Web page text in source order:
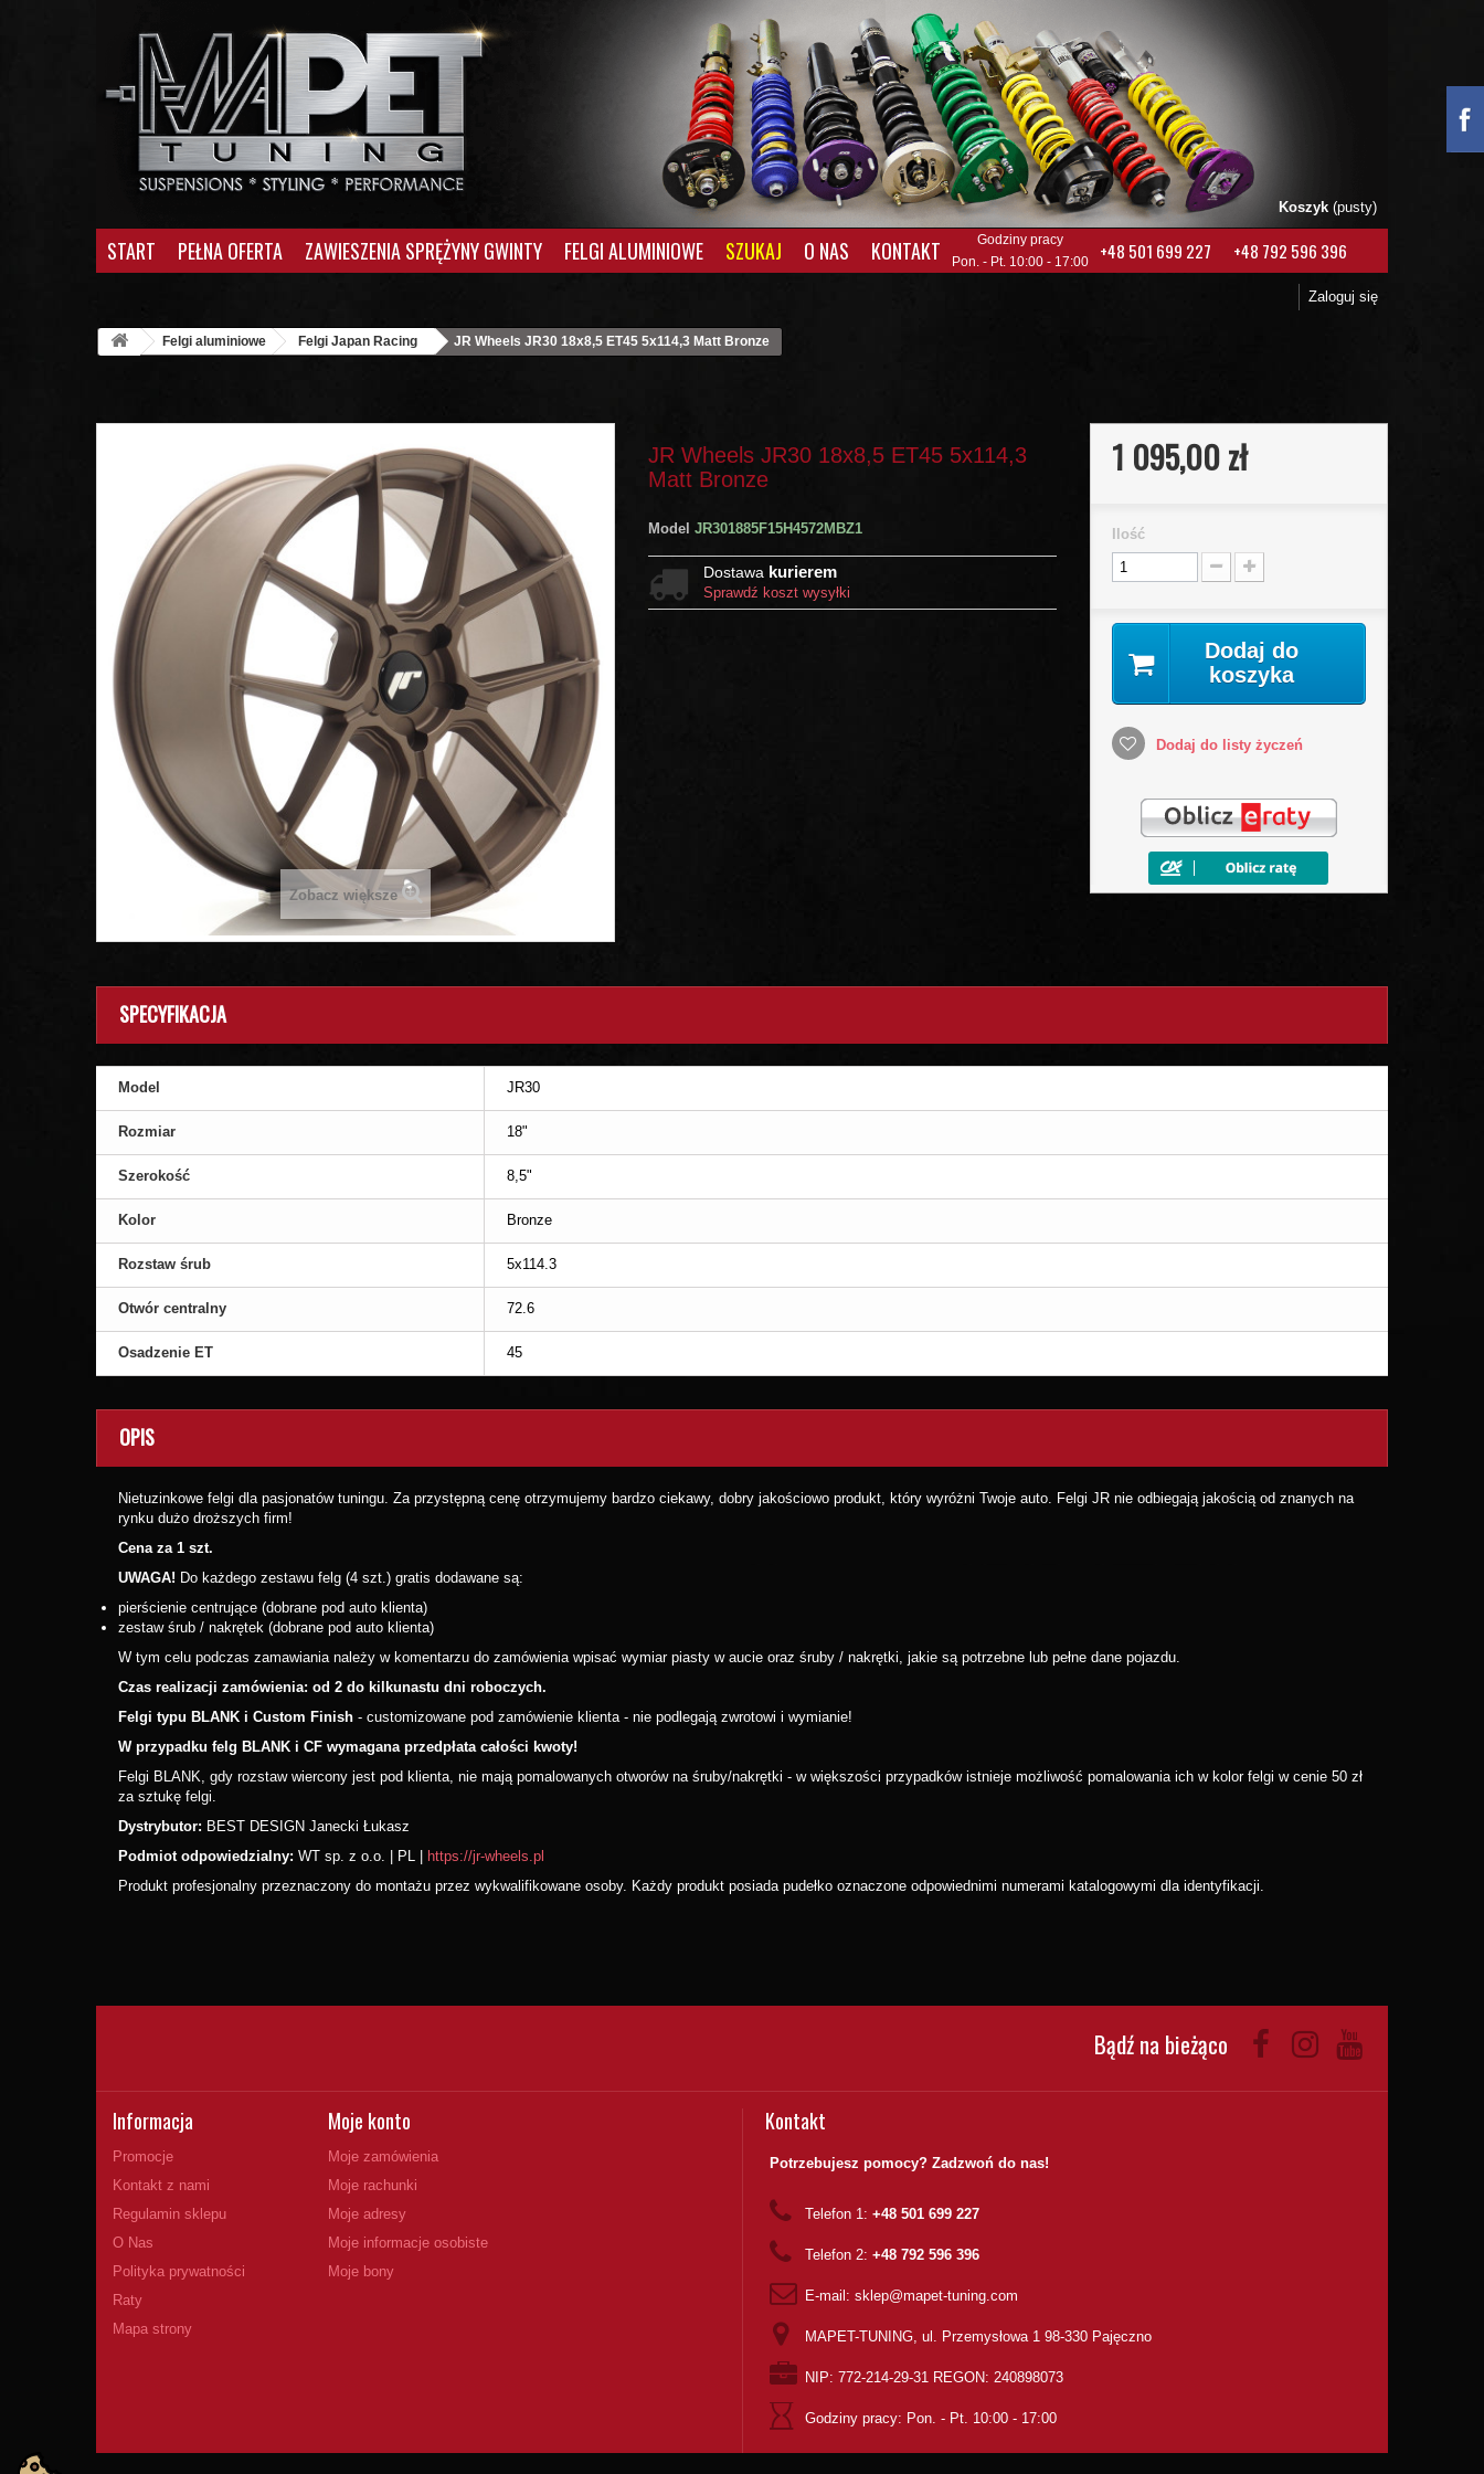
Koszyk (pusty)
START PEŁNA OFERTA ZAWIESZENIA SPRĘŻYNY GWINTY FELGI ALUMINIOWE SZUKAJ O NAS KONTAKT
Godziny pracy
Pon. - Pt. 10:00 - 17:00
+48 501 699 227 +48 792 596 396
Zaloguj się
Felgi aluminiowe Felgi Japan Racing JR Wheels JR30 18x8,5 ET45 5x114,3 Matt Bronze
Zobacz większe
JR Wheels JR30 18x8,5 ET45 5x114,3
Matt Bronze
Model JR301885F15H4572MBZ1
Dostawa kurierem
Sprawdź koszt wysyłki
1 095,00 zł
Ilość
Dodaj do
koszyka
Dodaj do listy życzeń
SPECYFIKACJA
Model JR30
Rozmiar 18"
Szerokość 8,5"
Kolor Bronze
Rozstaw śrub 5x114.3
Otwór centralny 72.6
Osadzenie ET 45
OPIS
Nietuzinkowe felgi dla pasjonatów tuningu. Za przystępną cenę otrzymujemy bardzo ciekawy, dobry jakościowo produkt, który wyróżni Twoje auto. Felgi JR nie odbiegają jakością od znanych na
rynku dużo droższych firm!
Cena za 1 szt.
UWAGA! Do każdego zestawu felg (4 szt.) gratis dodawane są:
pierścienie centrujące (dobrane pod auto klienta)
zestaw śrub / nakrętek (dobrane pod auto klienta)
W tym celu podczas zamawiania należy w komentarzu do zamówienia wpisać wymiar piasty w aucie oraz śruby / nakrętki, jakie są potrzebne lub pełne dane pojazdu.
Czas realizacji zamówienia: od 2 do kilkunastu dni roboczych.
Felgi typu BLANK i Custom Finish - customizowane pod zamówienie klienta - nie podlegają zwrotowi i wymianie!
W przypadku felg BLANK i CF wymagana przedpłata całości kwoty!
Felgi BLANK, gdy rozstaw wiercony jest pod klienta, nie mają pomalowanych otworów na śruby/nakrętki - w większości przypadków istnieje możliwość pomalowania ich w kolor felgi w cenie 50 zł
za sztukę felgi.
Dystrybutor: BEST DESIGN Janecki Łukasz
Podmiot odpowiedzialny: WT sp. z o.o. | PL |
https://jr-wheels.pl
Produkt profesjonalny przeznaczony do montażu przez wykwalifikowane osoby. Każdy produkt posiada pudełko oznaczone odpowiednimi numerami katalogowymi dla identyfikacji.
Bądź na bieżąco
Informacja
Promocje
Kontakt z nami
Regulamin sklepu
O Nas
Polityka prywatności
Raty
Mapa strony
Moje konto
Moje zamówienia
Moje rachunki
Moje adresy
Moje informacje osobiste
Moje bony
Kontakt
Potrzebujesz pomocy? Zadzwoń do nas!
Telefon 1: +48 501 699 227
Telefon 2: +48 792 596 396
E-mail: sklep@mapet-tuning.com
MAPET-TUNING, ul. Przemysłowa 1 98-330 Pajęczno
NIP: 772-214-29-31 REGON: 240898073
Godziny pracy: Pon. - Pt. 10:00 - 17:00